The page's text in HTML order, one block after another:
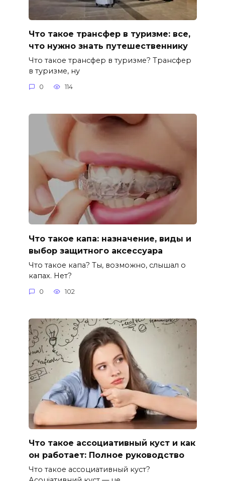
Что такое трансфер в туризме: все,
что нужно знать путешественнику
Что такое трансфер в туризме? Трансфер
в туризме, ну
0 114
Что такое капа: назначение, виды и
выбор защитного аксессуара
Что такое капа? Ты, возможно, слышал о
капах. Нет?
0 102
Что такое ассоциативный куст и как
он работает: Полное руководство
Что такое ассоциативный куст?